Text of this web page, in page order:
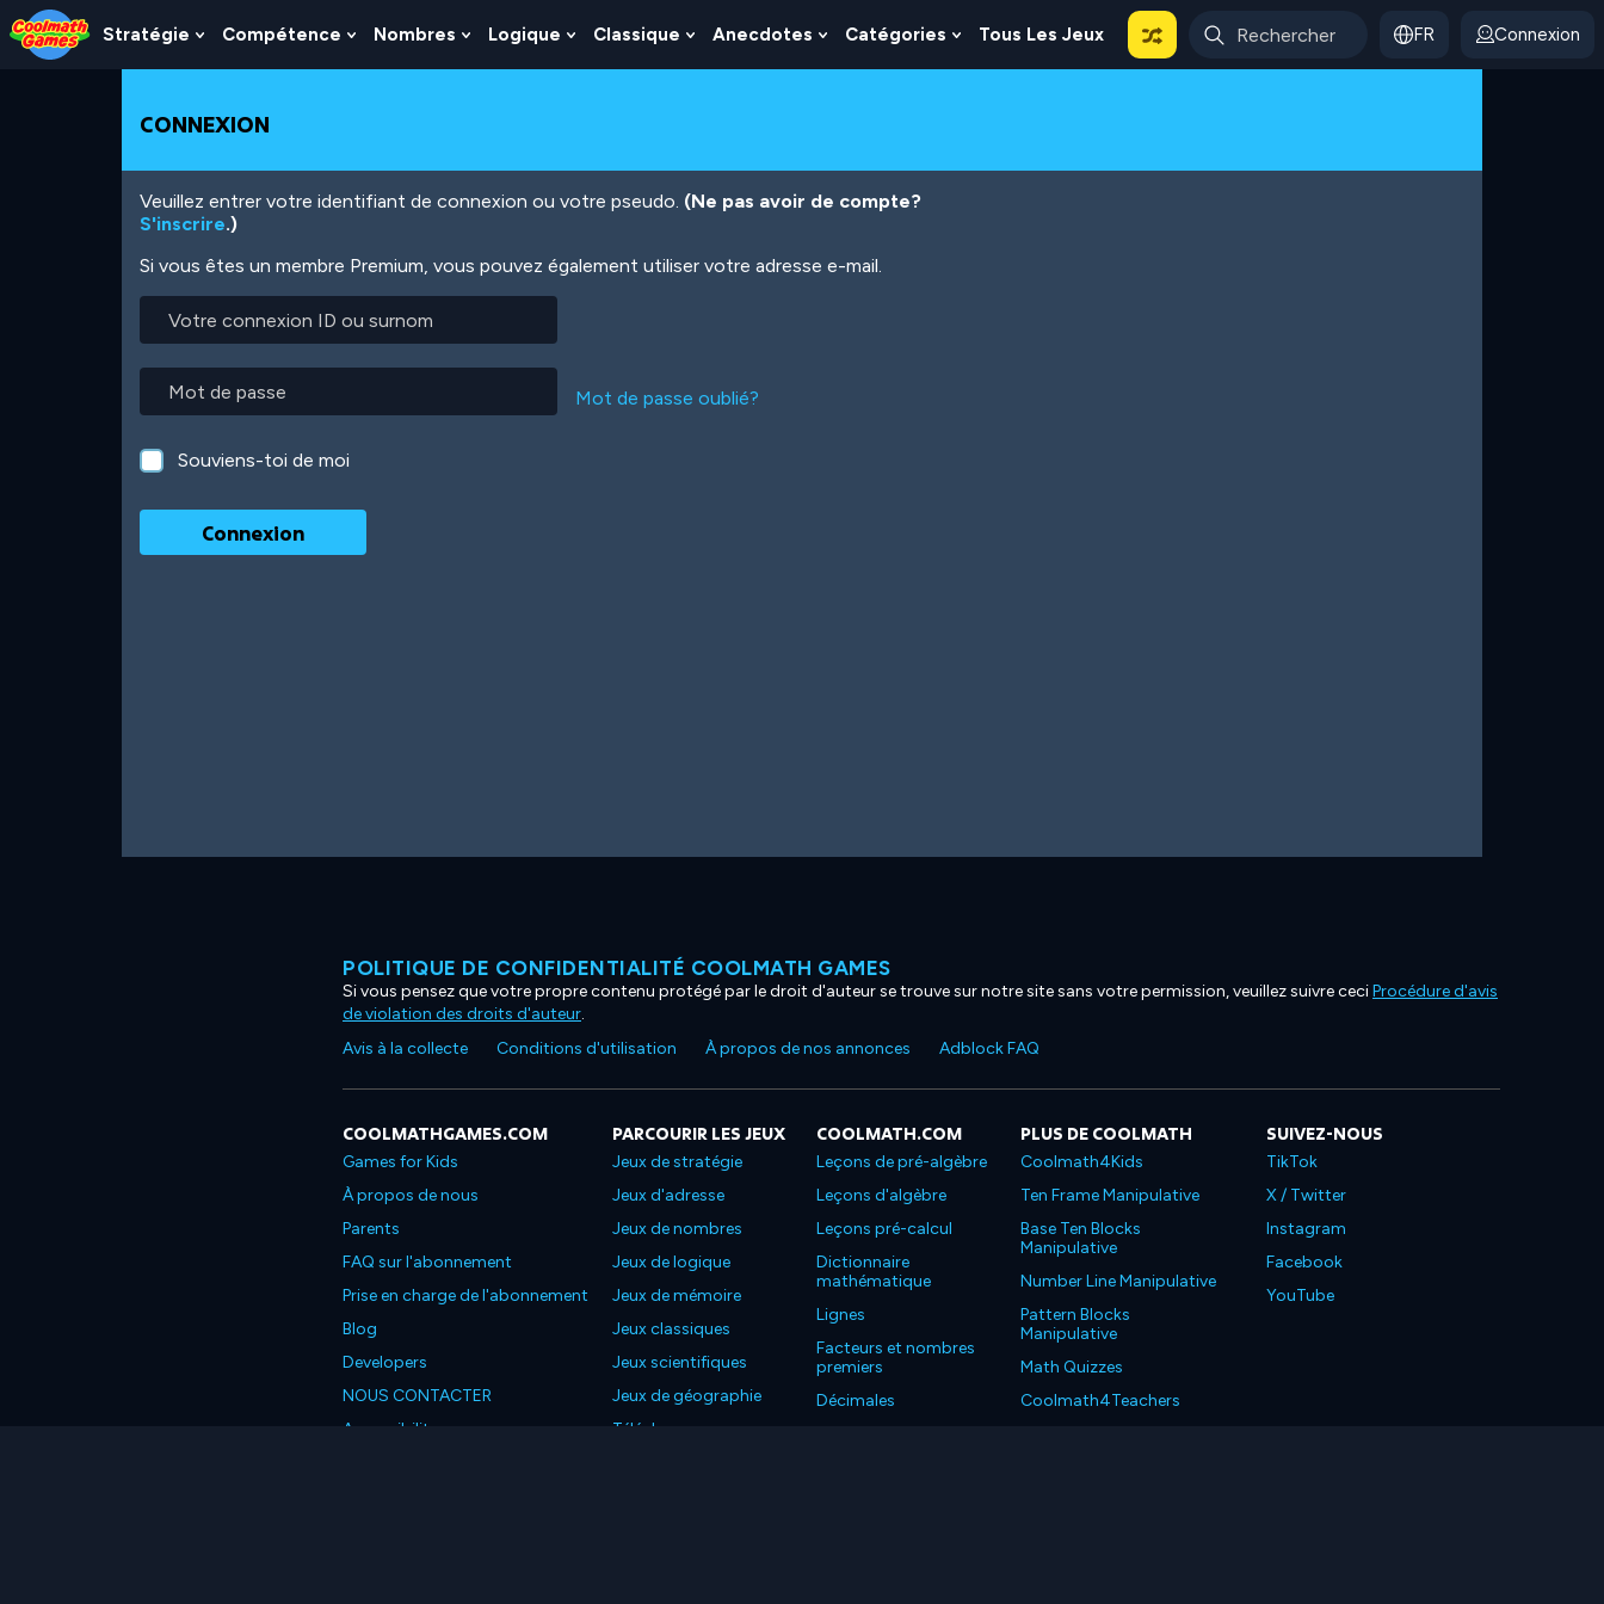
Skip
to
Top
Skip
to
Navigation
Skip
to
Main
Skip
to
Footer
Aller
au
contenu
Stratégie
Show
Submenu
Stratégie
Compétence
Show
Submenu
Nombres
Show
Submenu
Logique
Show
Submenu
Classique
Show
Submenu
Anecdotes
Show
Submenu
Catégories
Show
Submenu
Tous Les Jeux FR Connexion
CONNEXION
Veuillez entrer votre identifiant de connexion ou votre pseudo. (Ne pas avoir de compte?
S'inscrire.)
Si vous êtes un membre Premium, vous pouvez également utiliser votre adresse e-mail.
connexion
ou
surnom
Mot de passe oublié?
Souviens-toi de moi
POLITIQUE DE CONFIDENTIALITÉ COOLMATH GAMES
Si vous pensez que votre propre contenu protégé par le droit d'auteur se trouve sur notre site sans votre permission, veuillez suivre ceciProcédure d'avis
de violation des droits d'auteur.
Avis à la collecte
Conditions d'utilisation À propos de nos annonces Adblock FAQ
COOLMATHGAMES.COM
Games for Kids
À propos de nous
Parents
FAQ sur l'abonnement
Prise en charge de l'abonnement
Blog
Developers
NOUS CONTACTER
Accessibility
PARCOURIR LES JEUX
Jeux de stratégie
Jeux d'adresse
Jeux de nombres
Jeux de logique
Jeux de mémoire
Jeux classiques
Jeux scientifiques
Jeux de géographie
Téléchargez nos
COOLMATH.COM
Leçons de pré-algèbre
Leçons d'algèbre
Leçons pré-calcul
Dictionnaire
mathématique
Lignes
Facteurs et nombres
premiers
Décimales
PLUS DE COOLMATH
Coolmath4Kids
Ten Frame Manipulative
Base Ten Blocks
Manipulative
Number Line Manipulative
Pattern Blocks
Manipulative
Math Quizzes
Coolmath4Teachers
SUIVEZ-NOUS
TikTok
X / Twitter
Instagram
Facebook
YouTube